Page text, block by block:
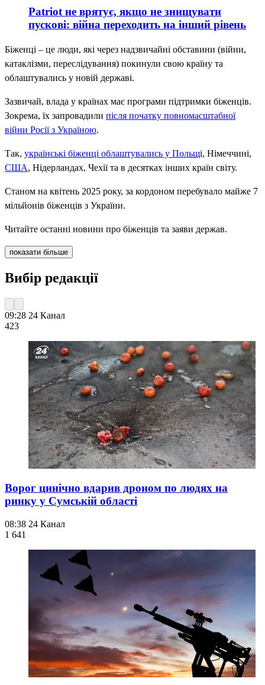
Patriot не врятує, якщо не знищувати
пускові: війна переходить на інший рівень
Біженці – це люди, які через надзвичайні обставини (війни,
катаклізми, переслідування) покинули свою країну та
облаштувались у новій державі.
Зазвичай, влада у країнах має програми підтримки біженців.
Зокрема, їх запровадили після початку повномасштабної
війни Росії з Україною.
Так, українські біженці облаштувались у Польщі, Німеччині,
США, Нідерландах, Чехії та в десятках інших країн світу.
Станом на квітень 2025 року, за кордоном перебувало майже 7
мільйонів біженців з України.
Читайте останні новини про біженців та заяви держав.
показати більше
Вибір редакції
09:28 24 Канал
423
Ворог цинічно вдарив дроном по людях на
ринку у Сумській області
08:38 24 Канал
1 641